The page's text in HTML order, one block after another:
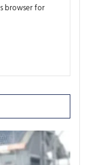
browser for